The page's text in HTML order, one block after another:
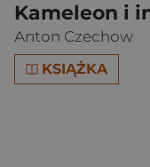
Kameleon i
Anton Czechow
KSIĄŻKA